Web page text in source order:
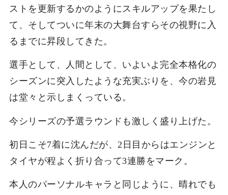
ストを更新するかのようにスキルアップを果たし
て、そしてついに年末の大舞台すらその視野に入
るまでに昇段してきた。
選手として、人間として、いよいよ完全本格化の
シーズンに突入したような充実ぶりを、今の岩見
は堂々と示しまくっている。
今シリーズの予選ラウンドも激しく盛り上げた。
初日こそ7着に沈んだが、2日目からはエンジンと
タイヤが程よく折り合って3連勝をマーク。
本人のパーソナルキャラと同じように、晴れでも